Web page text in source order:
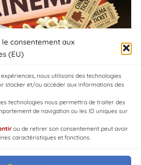
le consentement aux
(EU)
nous utilisons des technologies
stocker et/ou accéder aux informations des
technologies nous permettra de traiter des
de navigation ou les ID uniques sur
ou de retirer son consentement peut avoir
caractéristiques et fonctions.